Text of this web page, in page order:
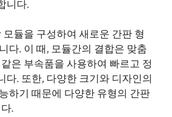
니다.
듈을 구성하여 새로운 간판 형
다. 이 때, 모듈간의 결합은 맞춤
은 부속품을 사용하여 빠르고 정
다. 또한, 다양한 크기와 디자인의
하기 때문에 다양한 유형의 간판
.